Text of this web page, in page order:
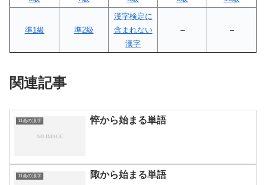
準1級 準2級
漢字検定に
含まれない
漢字
– –
関連記事
11画の漢字 悴から始まる単語
11画の漢字 陬から始まる単語